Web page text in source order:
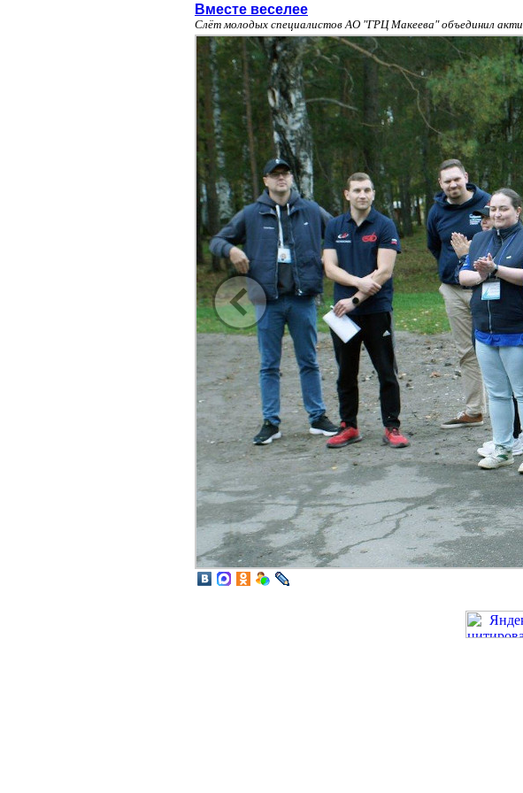
Вместе веселее
Слёт молодых специалистов АО "ГРЦ Макеева" объединил